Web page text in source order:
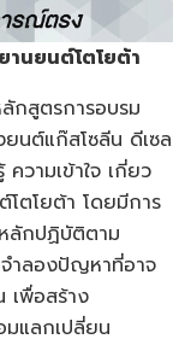
านยนต์โตโยต้า
กสูตรการอบรม
นต์แก๊สโซลีน ดีเซล
วามเข้าใจ เกี่ยว
โตโยต้า โดยมีการ
ลักปฏิบัติตาม
ำลองปัญหาที่อาจ
เพื่อสร้าง
แลกเปลี่ยน